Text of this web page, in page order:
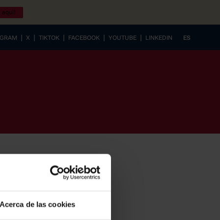
Acerca de las cookies
aquí!
| X | TIKTOK | FACEBOOK | YOUTUBE | LINKEDIN
ES